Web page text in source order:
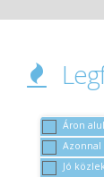
Áron alul
Jó